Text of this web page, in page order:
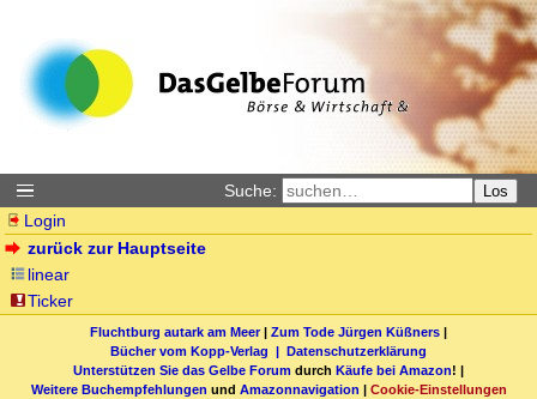
Suche: Los
Login
zurück zur Hauptseite
linear
Ticker
Fluchtburg autark am Meer| Zum Tode Jürgen Küßners |
Bücher vom Kopp-Verlag | Datenschutzerklärung
Unterstützen Sie das Gelbe Forum durch Käufe bei Amazon! |
Weitere Buchempfehlungen und Amazonnavigation | Cookie-Einstellungen